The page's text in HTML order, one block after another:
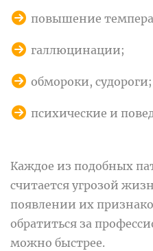
повышение
галлюцинации;
обмороки, судороги;
психические и
Каждое из подобных
считается угрозой
появлении их
обратиться за
можно быстрее.